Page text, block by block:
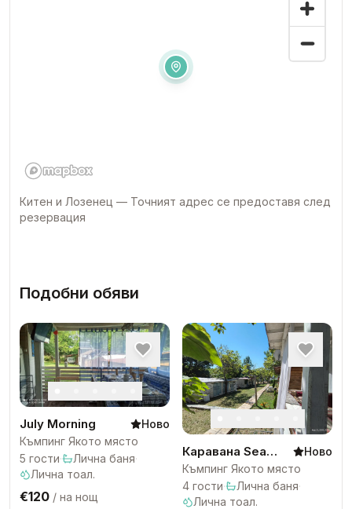
Китен и Лозенец — Точният адрес се предоставя след
резервация
Подобни обяви
July Morning
Ново
Къмпинг Якото място
5 гости· Лична баня·
Лична тоал.
€120 / на нощ
Каравана Sea
Dream
Ново
Къмпинг Якото място
4 гости· Лична баня·
Лична тоал.